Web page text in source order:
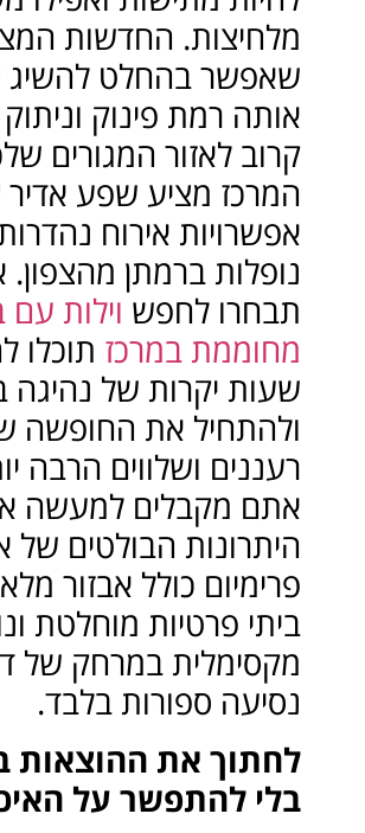
מלחיצות. החדשות
שאפשר בהחלט
אותה רמת פינוק
קרוב לאזור המגורים
המרכז מציע שפע
אפשרויות אירוח
נופלות ברמתן מהצפון.
תבחרו לחפש וילות עם
מחוממת במרכז תוכלו
שעות יקרות של נהיגה
ולהתחיל את החופשה
רעננים ושלווים הרבה
אתם מקבלים למעשה
היתרונות הבולטים של
פרימיום כולל אבזור
ביתי פרטיות מוחלטת
מקסימלית במרחק של
נסיעה ספורות בלבד.
לחתוך את ההוצאות
בלי להתפשר על